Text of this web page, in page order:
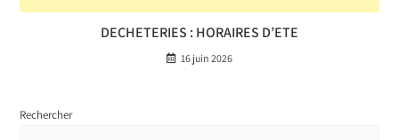
DECHETERIES : HORAIRES D’ETE
16 juin 2026
Rechercher